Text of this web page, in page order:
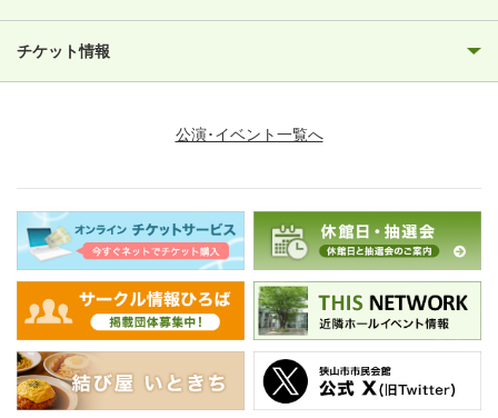
チケット情報
公演･イベント一覧へ